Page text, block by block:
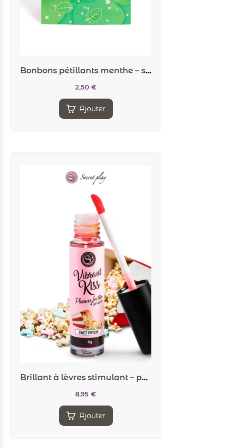
Bonbons pétillants menthe – secret Play
2,50 €
Ajouter
Brillant à lèvres stimulant – popcorn
8,95 €
Ajouter